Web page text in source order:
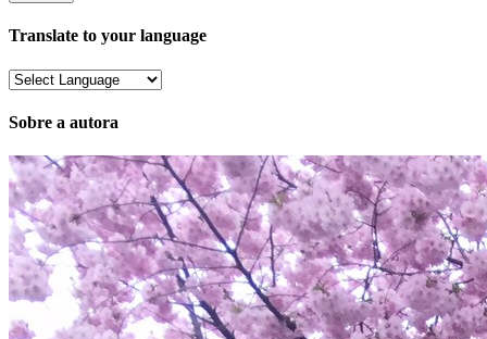
mail
Translate to your language
Sobre a autora